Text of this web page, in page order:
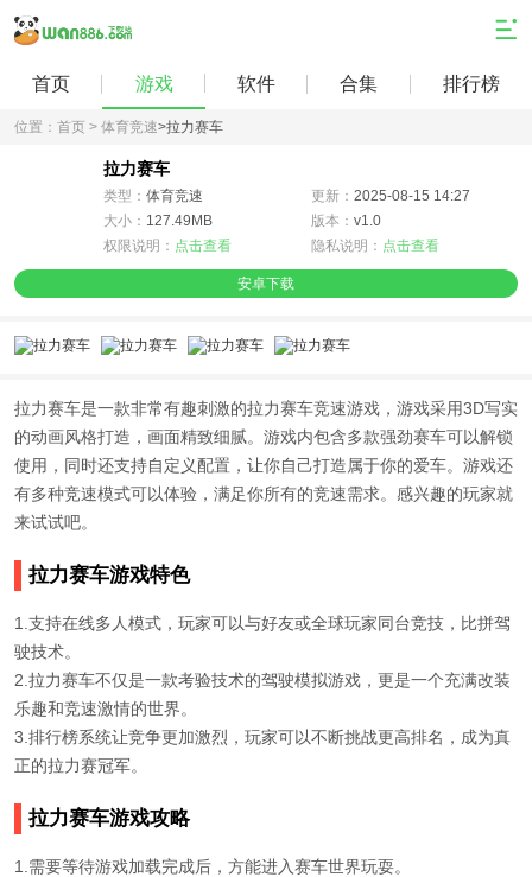
首页 游戏 软件 合集 排行榜
位置： 首页 > 体育竞速>拉力赛车
拉力赛车
类型： 体育竞速 更新： 2025-08-15 14:27
大小： 127.49MB 版本： v1.0
权限说明： 点击查看 隐私说明： 点击查看
安卓下载
拉力赛车是一款非常有趣刺激的拉力赛车竞速游戏，游戏采用3D写实
的动画风格打造，画面精致细腻。游戏内包含多款强劲赛车可以解锁
使用，同时还支持自定义配置，让你自己打造属于你的爱车。游戏还
有多种竞速模式可以体验，满足你所有的竞速需求。感兴趣的玩家就
来试试吧。
拉力赛车游戏特色
1.支持在线多人模式，玩家可以与好友或全球玩家同台竞技，比拼驾
驶技术。
2.拉力赛车不仅是一款考验技术的驾驶模拟游戏，更是一个充满改装
乐趣和竞速激情的世界。
3.排行榜系统让竞争更加激烈，玩家可以不断挑战更高排名，成为真
正的拉力赛冠军。
拉力赛车游戏攻略
1.需要等待游戏加载完成后，方能进入赛车世界玩耍。